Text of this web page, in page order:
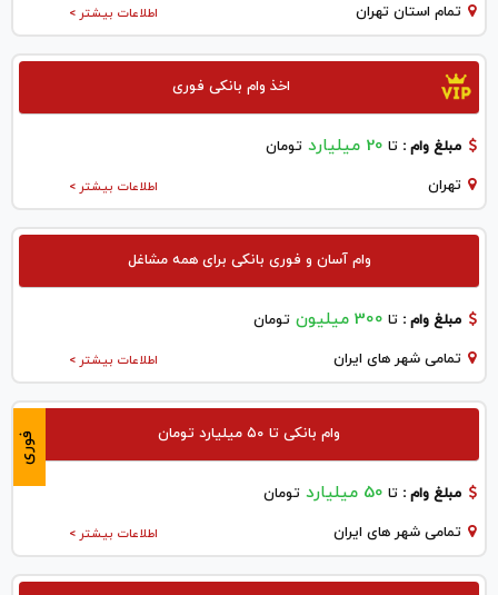
اطلاعات بیشتر > تمام استان تهران
اخذ وام بانکی فوری
مبلغ وام : تا 20 میلیارد تومان
اطلاعات بیشتر > تهران
وام آسان و فوری بانکی برای همه مشاغل
مبلغ وام : تا 300 میلیون تومان
اطلاعات بیشتر > تمامی شهر های ایران
فوری وام بانکی تا ۵۰ میلیارد تومان
مبلغ وام : تا 50 میلیارد تومان
اطلاعات بیشتر > تمامی شهر های ایران